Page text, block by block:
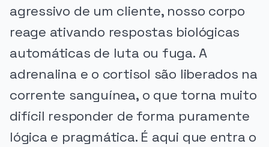
agressivo de um cliente, nosso corpo
reage ativando respostas biológicas
automáticas de luta ou fuga. A
adrenalina e o cortisol são liberados na
corrente sanguínea, o que torna muito
difícil responder de forma puramente
lógica e pragmática. É aqui que entra o